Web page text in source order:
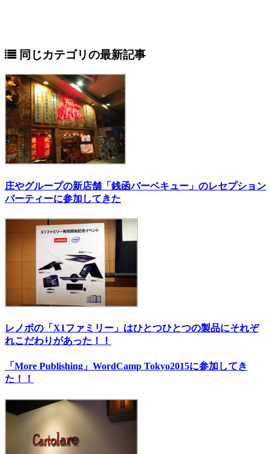
同じカテゴリの最新記事
庄やグループの新店舗「銭函バーベキュー」のレセプション
パーティーに参加してきた
レノボの「X1ファミリー」はひとつひとつの製品にそれぞ
れこだわりがあった！！
「More Publishing」WordCamp Tokyo2015に参加してき
た！！